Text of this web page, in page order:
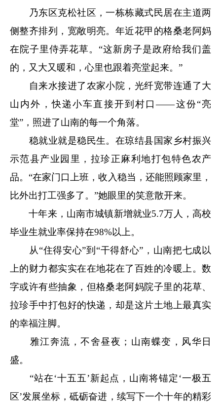
乃东区克松社区，一栋栋藏式民居在主道两
侧整齐排列，宽敞明亮。年近花甲的格桑老阿妈
在院子里侍弄花草。“这新房子是政府给我们盖
的，又大又暖和，心里也跟着亮堂起来。”
自来水接进了农家小院，光纤宽带连通了大
山内外，快递小车直接开到村口——这份“亮
堂”，照进了山南的每一个角落。
稳就业就是稳民生。在琼结县国家乡村振兴
示范县产业园里，拉珍正麻利地打包特色农产
品。“在家门口上班，收入稳当，还能照顾家里，
比外出打工强多了。”她眼里的笑意散开来。
十年来，山南市城镇新增就业5.7万人，高校
毕业生就业率保持在98%以上。
从“住得安心”到“干得舒心”，山南把七成以
上的财力都实实在在地花在了百姓的冷暖上。数
字或许有些抽象，但格桑老阿妈院子里的花草、
拉珍手中打包好的快递，却是这片土地上最真实
的幸福注脚。
雅江奔流，不舍昼夜；山南蝶变，风华日
盛。
“站在‘十五五’新起点，山南将锚定‘一极五
区’发展坐标，砥砺奋进，续写下一个十年的精彩